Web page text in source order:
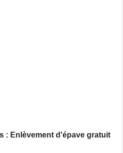
: Enlèvement d'épave gratuit